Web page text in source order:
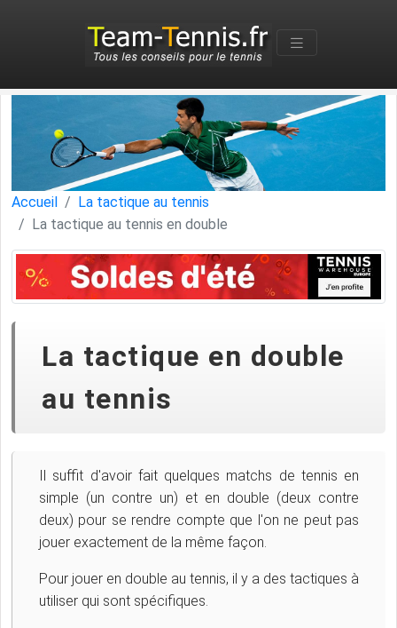
Accueil
La tactique au tennis
La tactique au tennis en double
La tactique en double
au tennis
Il suffit d'avoir fait quelques matchs de tennis en
simple (un contre un) et en double (deux contre
deux) pour se rendre compte que l'on ne peut pas
jouer exactement de la même façon.
Pour jouer en double au tennis, il y a des tactiques à
utiliser qui sont spécifiques.